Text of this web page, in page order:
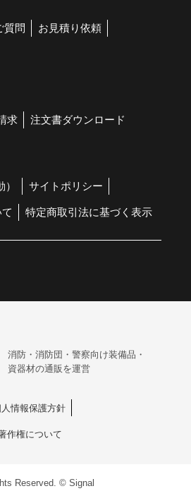
質問 お見積り依頼
求 注文書ダウンロード
サイトポリシー
特定商取引法に基づく表示
消防・消防団・警察向け装備品・
資器材の通販を運営
情報保護方針
作権について
Reserved. © Signal